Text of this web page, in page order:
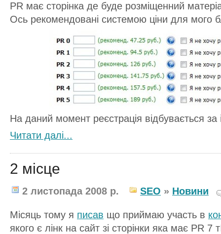
PR має сторінка де буде розміщенний
Ось рекомендовані системою ціни для мого
На даний момент реєстрація відбувається за
Читати далi...
2 місце
2 листопада 2008 р. SEO » Новини
Місяць тому я писав що приймаю участь в
якого є лінк на сайт зі сторінки яка має PR 7